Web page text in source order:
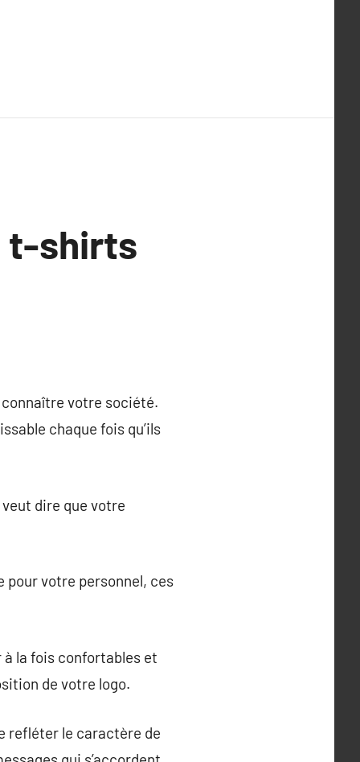
t-shirts
votre société.
chaque fois qu’ils
dire que votre
pour votre personnel, ces
la fois confortables et
de votre logo.
refléter le caractère de